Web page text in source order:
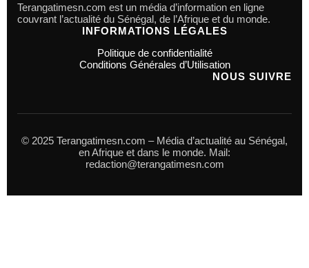
Terangatimesn.com est un média d’information en ligne
couvrant l’actualité du Sénégal, de l’Afrique et du monde.
INFORMATIONS LÉGALES
Politique de confidentialité
Conditions Générales d’Utilisation
NOUS SUIVRE
© 2025 Terangatimesn.com – Média d’actualité au Sénégal,
en Afrique et dans le monde. Mail:
redaction@terangatimesn.com